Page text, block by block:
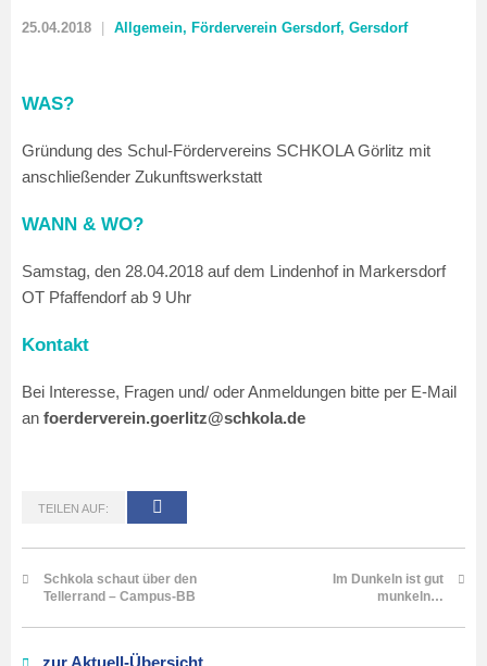
25.04.2018 Allgemein, Förderverein Gersdorf, Gersdorf
WAS?
Gründung des Schul-Fördervereins SCHKOLA Görlitz mit
anschließender Zukunftswerkstatt
WANN & WO?
Samstag, den 28.04.2018 auf dem Lindenhof in Markersdorf
OT Pfaffendorf ab 9 Uhr
Kontakt
Bei Interesse, Fragen und/ oder Anmeldungen bitte per E-Mail
an foerderverein.goerlitz@schkola.de
TEILEN AUF:
Schkola schaut über den
Tellerrand – Campus-BB
Im Dunkeln ist gut
munkeln…
zur Aktuell-Übersicht